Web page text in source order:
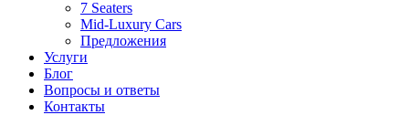
7 Seaters
Mid-Luxury Cars
Предложения
Услуги
Блог
Вопросы и ответы
Контакты